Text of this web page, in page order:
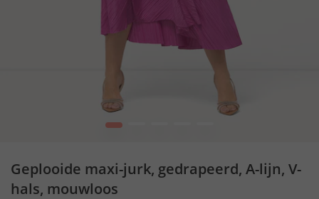
1
Geplooide maxi-jurk, gedrapeerd, A-lijn, V-
hals, mouwloos